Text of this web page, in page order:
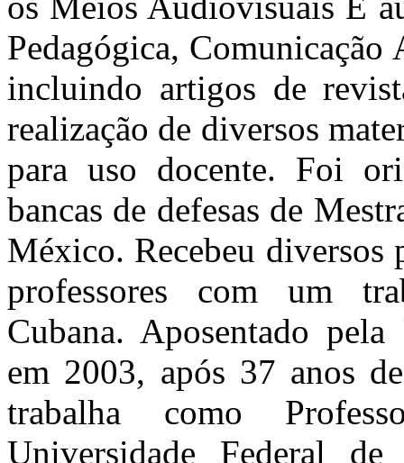
Pedagógica,
incluindo artigos de
realização de diversos
para uso docente. Foi
bancas de defesas de
México. Recebeu diversos
professores com um
Cubana. Aposentado
em 2003, após 37 anos
trabalha como
Universidade Federal